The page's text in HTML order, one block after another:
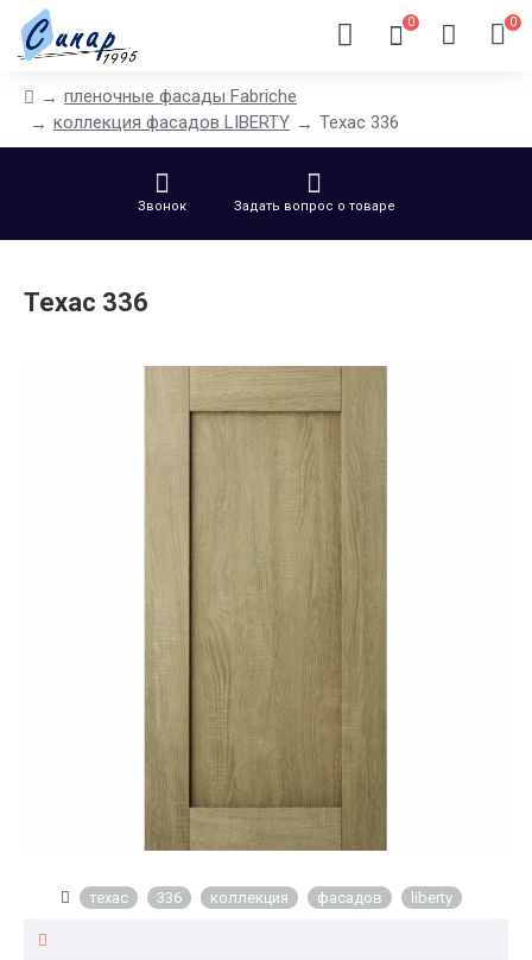
0 0
пленочные фасады Fabriche
коллекция фасадов LIBERTY
Техас 336
Звонок Задать вопрос о товаре
Техас 336
техас 336 коллекция фасадов liberty